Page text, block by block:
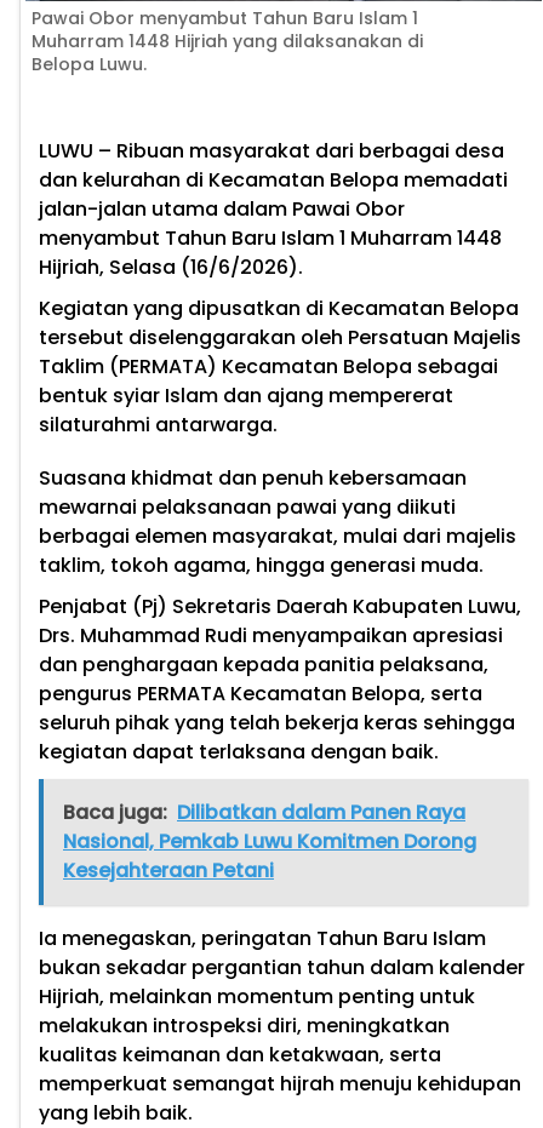
Pawai Obor menyambut Tahun Baru Islam 1
Muharram 1448 Hijriah yang dilaksanakan di
Belopa Luwu.
LUWU – Ribuan masyarakat dari berbagai desa
dan kelurahan di Kecamatan Belopa memadati
jalan-jalan utama dalam Pawai Obor
menyambut Tahun Baru Islam 1 Muharram 1448
Hijriah, Selasa (16/6/2026).
Kegiatan yang dipusatkan di Kecamatan Belopa
tersebut diselenggarakan oleh Persatuan Majelis
Taklim (PERMATA) Kecamatan Belopa sebagai
bentuk syiar Islam dan ajang mempererat
silaturahmi antarwarga.
Suasana khidmat dan penuh kebersamaan
mewarnai pelaksanaan pawai yang diikuti
berbagai elemen masyarakat, mulai dari majelis
taklim, tokoh agama, hingga generasi muda.
Penjabat (Pj) Sekretaris Daerah Kabupaten Luwu,
Drs. Muhammad Rudi menyampaikan apresiasi
dan penghargaan kepada panitia pelaksana,
pengurus PERMATA Kecamatan Belopa, serta
seluruh pihak yang telah bekerja keras sehingga
kegiatan dapat terlaksana dengan baik.
Baca juga: Dilibatkan dalam Panen Raya
Nasional, Pemkab Luwu Komitmen Dorong
Kesejahteraan Petani
Ia menegaskan, peringatan Tahun Baru Islam
bukan sekadar pergantian tahun dalam kalender
Hijriah, melainkan momentum penting untuk
melakukan introspeksi diri, meningkatkan
kualitas keimanan dan ketakwaan, serta
memperkuat semangat hijrah menuju kehidupan
yang lebih baik.